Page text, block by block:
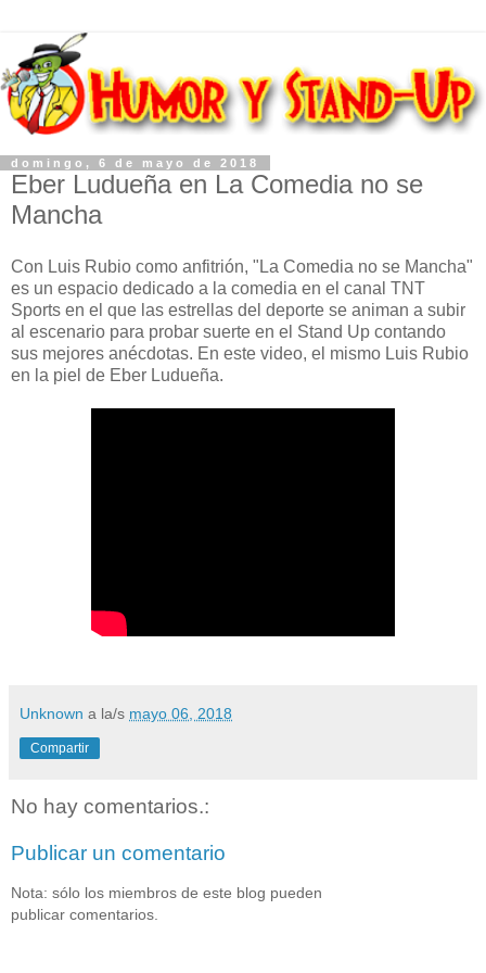
domingo, 6 de mayo de 2018
Eber Ludueña en La Comedia no se
Mancha
Con Luis Rubio como anfitrión, "La Comedia no se Mancha"
es un espacio dedicado a la comedia en el canal TNT
Sports en el que las estrellas del deporte se animan a subir
al escenario para probar suerte en el Stand Up contando
sus mejores anécdotas. En este video, el mismo Luis Rubio
en la piel de Eber Ludueña.
Unknown a la/s mayo 06, 2018
Compartir
No hay comentarios.:
Publicar un comentario
Nota: sólo los miembros de este blog pueden
publicar comentarios.